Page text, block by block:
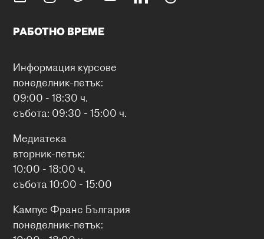
РАБОТНО ВРЕМЕ
Информация курсове
понеделник-петък:
09:00 - 18:30 ч.
събота: 09:30 - 15:00 ч.
Медиатека
вторник-петък:
10:00 - 18:00 ч.
събота 10:00 - 15:00
Кампус Франс България
понеделник-петък: